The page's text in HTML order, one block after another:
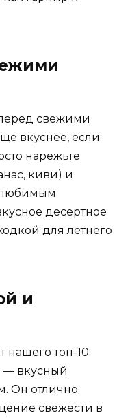
свежими
вкуснее, если
нарежьте
киви) и
любимым
десертное
для летнего
и
нашего топ-10
— вкусный
Он отлично
свежести в